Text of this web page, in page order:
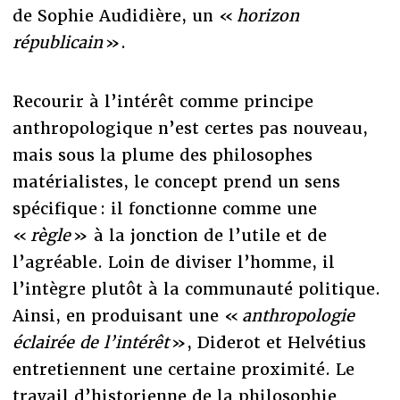
de Sophie Audidière, un « horizon
républicain».
Recourir à l’intérêt comme principe
anthropologique n’est certes pas nouveau,
mais sous la plume des philosophes
matérialistes, le concept prend un sens
spécifique : il fonctionne comme une
« règle» à la jonction de l’utile et de
l’agréable. Loin de diviser l’homme, il
l’intègre plutôt à la communauté politique.
Ainsi, en produisant une « anthropologie
éclairée de l’intérêt», Diderot et Helvétius
entretiennent une certaine proximité. Le